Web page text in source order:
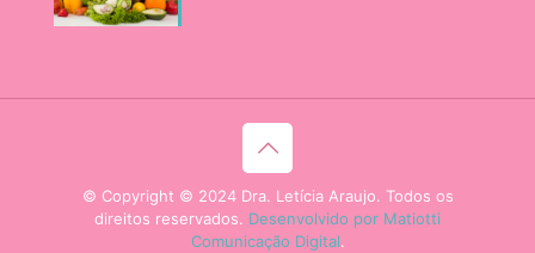
© Copyright © 2024 Dra. Letícia Araujo. Todos os
direitos reservados. Desenvolvido por Matiotti
Comunicação Digital.